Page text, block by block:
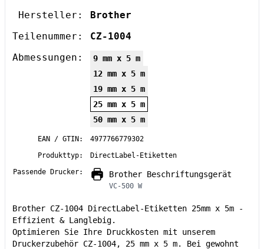
Hersteller:
Brother
Teilenummer:
CZ-1004
Abmessungen:
9 mm x 5 m
12 mm x 5 m
19 mm x 5 m
25 mm x 5 m
50 mm x 5 m
EAN / GTIN:
4977766779302
Produkttyp:
DirectLabel-Etiketten
Passende Drucker:
Brother Beschriftungsgerät
VC-500 W
Brother CZ-1004 DirectLabel-Etiketten 25mm x 5m -
Effizient & Langlebig.
Optimieren Sie Ihre Druckkosten mit unserem
Druckerzubehör CZ-1004, 25 mm x 5 m. Bei gewohnt